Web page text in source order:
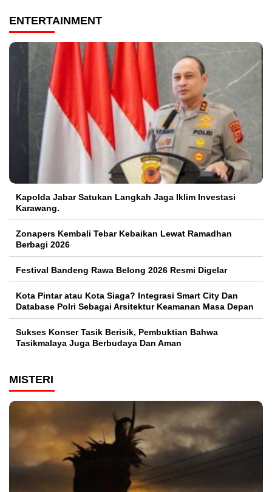
ENTERTAINMENT
Kapolda Jabar Satukan Langkah Jaga Iklim Investasi
Karawang.
Zonapers Kembali Tebar Kebaikan Lewat Ramadhan
Berbagi 2026
Festival Bandeng Rawa Belong 2026 Resmi Digelar
Kota Pintar atau Kota Siaga? Integrasi Smart City Dan
Database Polri Sebagai Arsitektur Keamanan Masa Depan
Sukses Konser Tasik Berisik, Pembuktian Bahwa
Tasikmalaya Juga Berbudaya Dan Aman
MISTERI